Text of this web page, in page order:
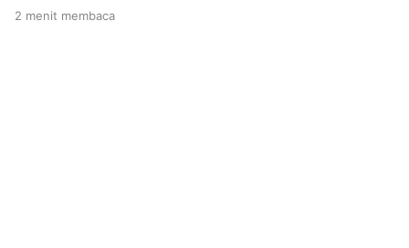
2 menit membaca